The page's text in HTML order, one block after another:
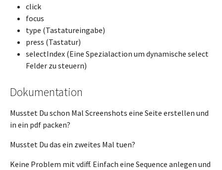
click
focus
type (Tastatureingabe)
press (Tastatur)
selectIndex (Eine Spezialaction um dynamische select
Felder zu steuern)
Dokumentation
Musstet Du schon Mal Screenshots eine Seite erstellen und
in ein pdf packen?
Musstet Du das ein zweites Mal tuen?
Keine Problem mit vdiff. Einfach eine Sequence anlegen und